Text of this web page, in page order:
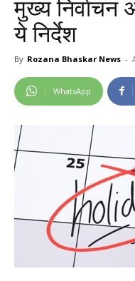
मुख्य निर्वाचन
ये निर्देश
By Rozana Bhaskar News -
WhatsApp